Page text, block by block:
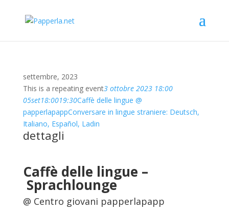
settembre, 2023
This is a repeating event3 ottobre 2023 18:00
05set18:0019:30Caffè delle lingue @
papperlapappConversare in lingue straniere: Deutsch,
Italiano, Español, Ladin
dettagli
Caffè delle lingue –
Sprachlounge
@ Centro giovani papperlapapp